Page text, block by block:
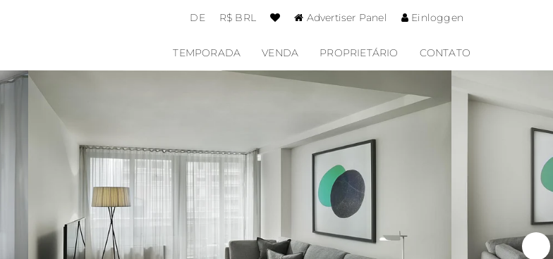
DE R$ BRL Advertiser Panel Einloggen
TEMPORADA VENDA PROPRIETÁRIO CONTATO